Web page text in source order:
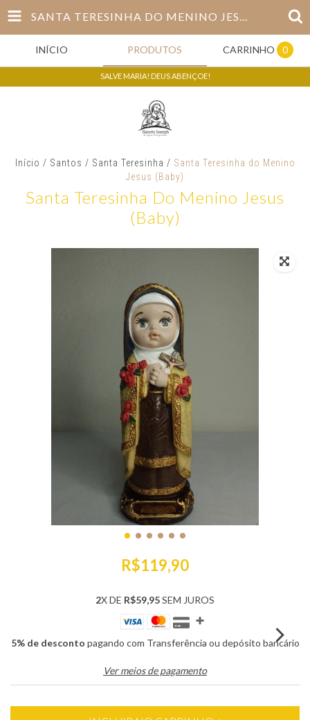
SANTA TERESINHA DO MENINO JESUS (BABY)
INÍCIO PRODUTOS CARRINHO 0
SALVE MARIA! DEUS ABENÇOE!
Início / Santos / Santa Teresinha / Santa Teresinha do Menino
Jesus (Baby)
Santa Teresinha Do Menino Jesus
(Baby)
R$119,90
2X DE R$59,95SEM JUROS
5% de desconto pagando com Transferência ou depósito bancário
Ver meios de pagamento